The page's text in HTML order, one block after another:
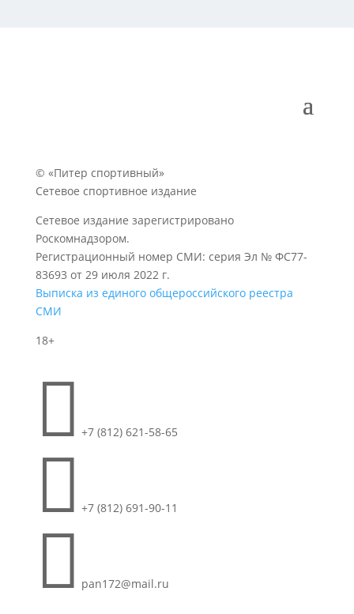
© «Питер спортивный»
Сетевое спортивное издание
Сетевое издание зарегистрировано
Роскомнадзором.
Регистрационный номер СМИ: серия Эл № ФС77-
83693 от 29 июля 2022 г.
Выписка из единого общероссийского реестра
СМИ
18+
 +7 (812) 621-58-65
 +7 (812) 691-90-11
 pan172@mail.ru